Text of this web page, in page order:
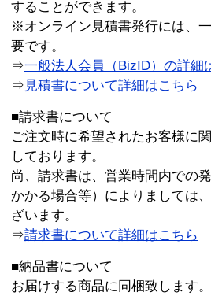
することができます。
※オンライン見積書発行には、
要です。
⇒一般法人会員（BizID）の詳細
⇒ 見積書について詳細はこちら
■請求書について
ご注文時に希望されたお客様に
しております。
尚、請求書は、営業時間内での
かかる場合等）によりましては
ざいます。
⇒請求書について詳細はこちら
■納品書について
お届けする商品に同梱致します。